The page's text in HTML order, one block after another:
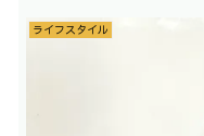
ライフスタイル